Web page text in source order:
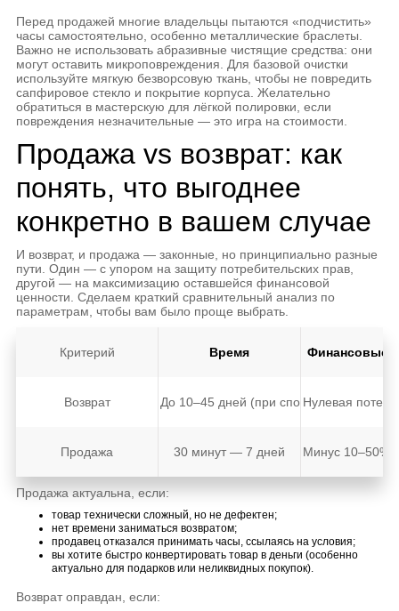
Перед продажей многие владельцы пытаются «подчистить»
часы самостоятельно, особенно металлические браслеты.
Важно не использовать абразивные чистящие средства: они
могут оставить микроповреждения. Для базовой очистки
используйте мягкую безворсовую ткань, чтобы не повредить
сапфировое стекло и покрытие корпуса. Желательно
обратиться в мастерскую для лёгкой полировки, если
повреждения незначительные — это игра на стоимости.
Продажа vs возврат: как
понять, что выгоднее
конкретно в вашем случае
И возврат, и продажа — законные, но принципиально разные
пути. Один — с упором на защиту потребительских прав,
другой — на максимизацию оставшейся финансовой
ценности. Сделаем краткий сравнительный анализ по
параметрам, чтобы вам было проще выбрать.
Критерий
Возврат
Продажа
Время
До 10–45 дней (при споре)
30 минут — 7 дней
Финансовые
Нулевая
Минус 10–50%
Продажа актуальна, если:
товар технически сложный, но не дефектен;
нет времени заниматься возвратом;
продавец отказался принимать часы, ссылаясь на условия;
вы хотите быстро конвертировать товар в деньги (особенно
актуально для подарков или неликвидных покупок).
Возврат оправдан, если: